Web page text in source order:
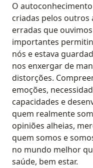
O
criadas pelos outros
erradas que
importantes
nós e estava
nos enxergar de
distorções.
emoções,
capacidades e
quem realmente
opiniões alheias,
quem somos e
no mundo melhor
saúde, bem estar.